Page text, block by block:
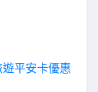
平安卡優惠